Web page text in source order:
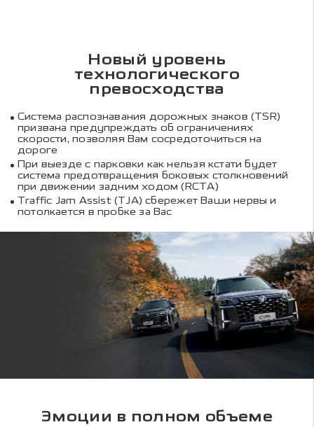
Новый уровень
технологического
превосходства
Система распознавания дорожных знаков (TSR)
призвана предупреждать об ограничениях
скорости, позволяя Вам сосредоточиться на
дороге
При выезде с парковки как нельзя кстати будет
система предотвращения боковых столкновений
при движении задним ходом (RCTA)
Traffic Jam Assist (TJA) сбережет Ваши нервы и
потолкается в пробке за Вас
Эмоции в полном объеме